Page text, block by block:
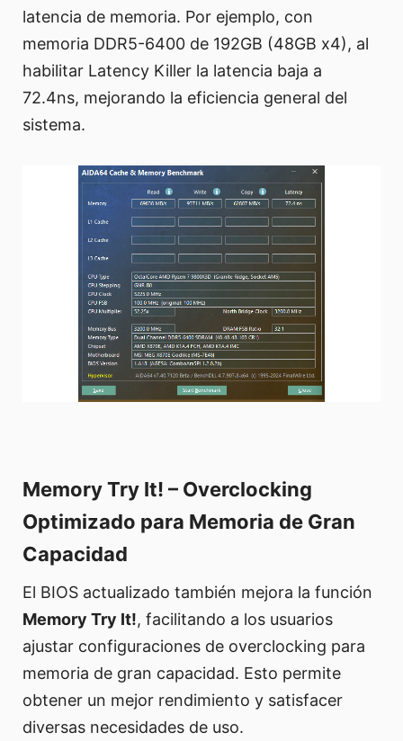
latencia de memoria. Por ejemplo, con
memoria DDR5-6400 de 192GB (48GB x4), al
habilitar Latency Killer la latencia baja a
72.4ns, mejorando la eficiencia general del
sistema.
Memory Try It! – Overclocking
Optimizado para Memoria de Gran
Capacidad
El BIOS actualizado también mejora la función
Memory Try It!, facilitando a los usuarios
ajustar configuraciones de overclocking para
memoria de gran capacidad. Esto permite
obtener un mejor rendimiento y satisfacer
diversas necesidades de uso.